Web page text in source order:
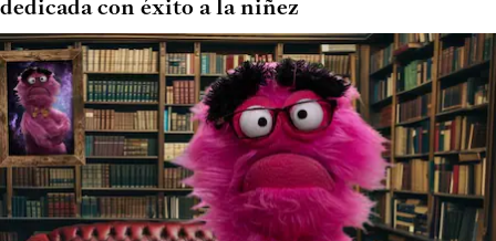
dedicada con éxito a la niñez